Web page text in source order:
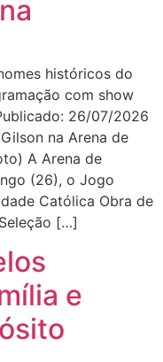
históricos do
com show
26/07/2026
na Arena de
A Arena de
(26), o Jogo
Católica Obra de
[…]
e